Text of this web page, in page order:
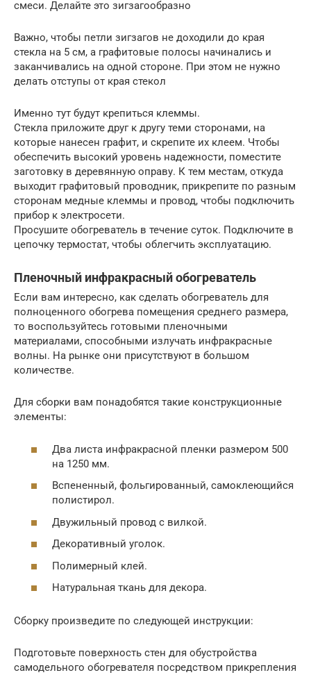
смеси. Делайте это зигзагообразно
Важно, чтобы петли зигзагов не доходили до края
стекла на 5 см, а графитовые полосы начинались и
заканчивались на одной стороне. При этом не нужно
делать отступы от края стекол
Именно тут будут крепиться клеммы.
Стекла приложите друг к другу теми сторонами, на
которые нанесен графит, и скрепите их клеем. Чтобы
обеспечить высокий уровень надежности, поместите
заготовку в деревянную оправу. К тем местам, откуда
выходит графитовый проводник, прикрепите по разным
сторонам медные клеммы и провод, чтобы подключить
прибор к электросети.
Просушите обогреватель в течение суток. Подключите в
цепочку термостат, чтобы облегчить эксплуатацию.
Пленочный инфракрасный обогреватель
Если вам интересно, как сделать обогреватель для
полноценного обогрева помещения среднего размера,
то воспользуйтесь готовыми пленочными
материалами, способными излучать инфракрасные
волны. На рынке они присутствуют в большом
количестве.
Для сборки вам понадобятся такие конструкционные
элементы:
Два листа инфракрасной пленки размером 500
на 1250 мм.
Вспененный, фольгированный, самоклеющийся
полистирол.
Двужильный провод с вилкой.
Декоративный уголок.
Полимерный клей.
Натуральная ткань для декора.
Сборку произведите по следующей инструкции:
Подготовьте поверхность стен для обустройства
самодельного обогревателя посредством прикрепления